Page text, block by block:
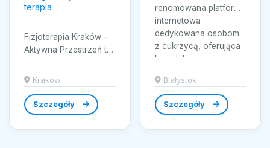
terapia
Fizjoterapia Kraków -
Aktywna Przestrzeń to
nowoczesne podejście
z indywidualnym...
Kraków
Szczegóły
renomowana platforma
internetowa
dedykowana osobom
z cukrzycą, oferująca
kompleksowe...
Białystok
Szczegóły